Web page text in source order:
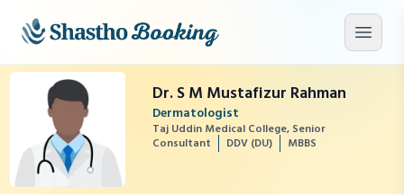
মেনু
Dr. S M Mustafizur Rahman
Dermatologist
Taj Uddin Medical College, Senior
Consultant
DDV (DU) MBBS